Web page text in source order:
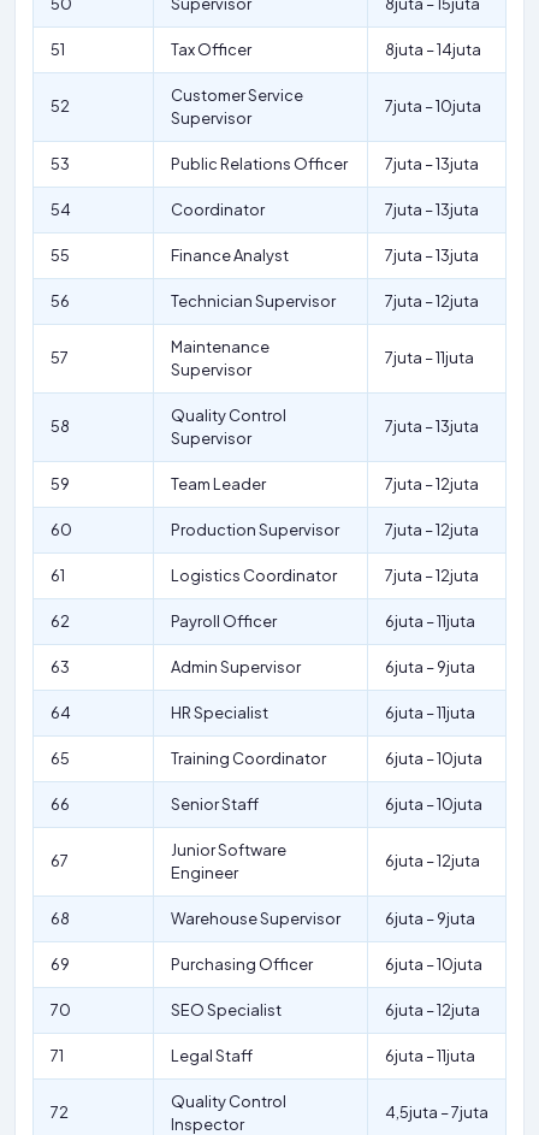
51 Tax Officer 8juta – 14juta
52
Customer Service
Supervisor
7juta – 10juta
53 Public Relations Officer 7juta – 13juta
54 Coordinator 7juta – 13juta
55 Finance Analyst 7juta – 13juta
56 Technician Supervisor 7juta – 12juta
57
Maintenance
Supervisor
7juta – 11juta
58
Quality Control
Supervisor
7juta – 13juta
59 Team Leader 7juta – 12juta
60 Production Supervisor 7juta – 12juta
61 Logistics Coordinator 7juta – 12juta
62 Payroll Officer 6juta – 11juta
63 Admin Supervisor 6juta – 9juta
64 HR Specialist 6juta – 11juta
65 Training Coordinator 6juta – 10juta
66 Senior Staff 6juta – 10juta
67
Junior Software
Engineer
6juta – 12juta
68 Warehouse Supervisor 6juta – 9juta
69 Purchasing Officer 6juta – 10juta
70 SEO Specialist 6juta – 12juta
71 Legal Staff 6juta – 11juta
72
Quality Control
Inspector
4,5juta – 7juta